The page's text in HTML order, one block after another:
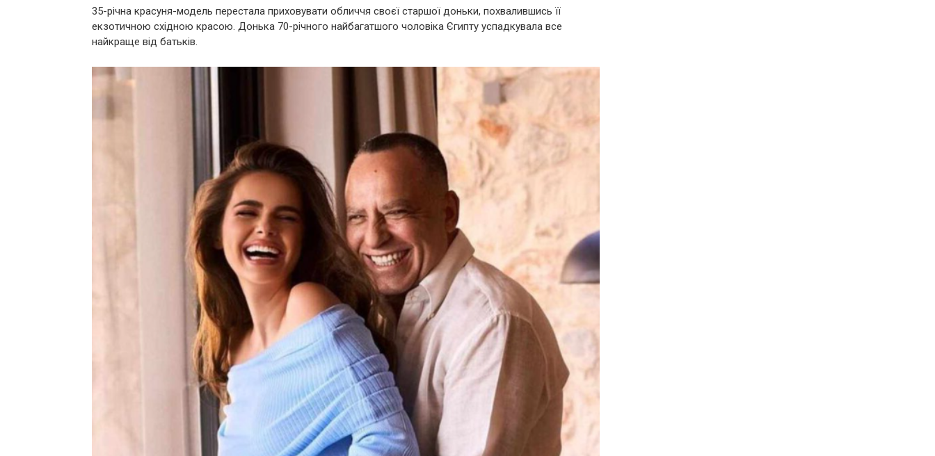
35-річна красуня-модель перестала приховувати обличчя своєї старшої доньки, похвалившись її
екзотичною східною красою. Донька 70-річного найбагатшого чоловіка Єгипту успадкувала все
найкраще від батьків.